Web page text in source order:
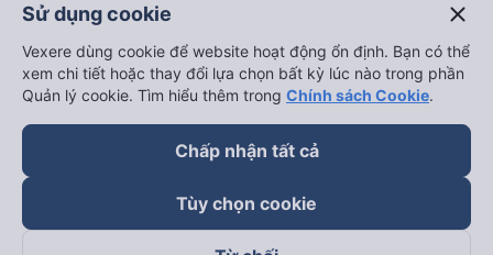
Sử dụng cookie close
Vexere dùng cookie để website hoạt động ổn định. Bạn có thể
xem chi tiết hoặc thay đổi lựa chọn bất kỳ lúc nào trong phần
Quản lý cookie. Tìm hiểu thêm trong Chính sách Cookie.
Chấp nhận tất cả
Tùy chọn cookie